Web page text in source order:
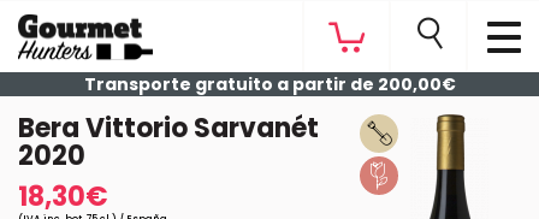
Transporte gratuito a partir de 200,00€
Bera Vittorio Sarvanét
2020
18,30€